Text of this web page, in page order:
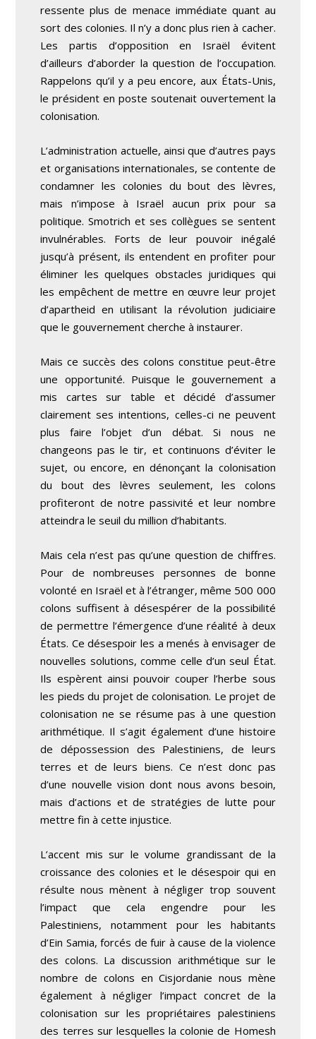
ressente plus de menace immédiate quant au
sort des colonies. Il n’y a donc plus rien à cacher.
Les partis d’opposition en Israël évitent
d’ailleurs d’aborder la question de l’occupation.
Rappelons qu’il y a peu encore, aux États-Unis,
le président en poste soutenait ouvertement la
colonisation.
L’administration actuelle, ainsi que d’autres pays
et organisations internationales, se contente de
condamner les colonies du bout des lèvres,
mais n’impose à Israël aucun prix pour sa
politique. Smotrich et ses collègues se sentent
invulnérables. Forts de leur pouvoir inégalé
jusqu’à présent, ils entendent en profiter pour
éliminer les quelques obstacles juridiques qui
les empêchent de mettre en œuvre leur projet
d’apartheid en utilisant la révolution judiciaire
que le gouvernement cherche à instaurer.
Mais ce succès des colons constitue peut-être
une opportunité. Puisque le gouvernement a
mis cartes sur table et décidé d’assumer
clairement ses intentions, celles-ci ne peuvent
plus faire l’objet d’un débat. Si nous ne
changeons pas le tir, et continuons d’éviter le
sujet, ou encore, en dénonçant la colonisation
du bout des lèvres seulement, les colons
profiteront de notre passivité et leur nombre
atteindra le seuil du million d’habitants.
Mais cela n’est pas qu’une question de chiffres.
Pour de nombreuses personnes de bonne
volonté en Israël et à l’étranger, même 500 000
colons suffisent à désespérer de la possibilité
de permettre l’émergence d’une réalité à deux
États. Ce désespoir les a menés à envisager de
nouvelles solutions, comme celle d’un seul État.
Ils espèrent ainsi pouvoir couper l’herbe sous
les pieds du projet de colonisation. Le projet de
colonisation ne se résume pas à une question
arithmétique. Il s’agit également d’une histoire
de dépossession des Palestiniens, de leurs
terres et de leurs biens. Ce n’est donc pas
d’une nouvelle vision dont nous avons besoin,
mais d’actions et de stratégies de lutte pour
mettre fin à cette injustice.
L’accent mis sur le volume grandissant de la
croissance des colonies et le désespoir qui en
résulte nous mènent à négliger trop souvent
l’impact que cela engendre pour les
Palestiniens, notamment pour les habitants
d’Ein Samia, forcés de fuir à cause de la violence
des colons. La discussion arithmétique sur le
nombre de colons en Cisjordanie nous mène
également à négliger l’impact concret de la
colonisation sur les propriétaires palestiniens
des terres sur lesquelles la colonie de Homesh